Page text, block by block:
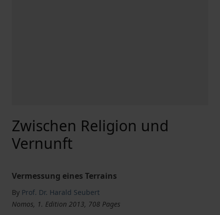
Zwischen Religion und
Vernunft
Vermessung eines Terrains
By Prof. Dr. Harald Seubert
Nomos, 1. Edition 2013, 708 Pages